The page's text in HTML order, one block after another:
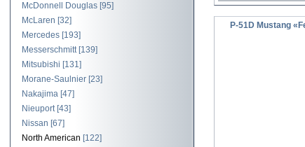
McDonnell Douglas [95]
McLaren [32]
Mercedes [193]
Messerschmitt [139]
Mitsubishi [131]
Morane-Saulnier [23]
Nakajima [47]
Nieuport [43]
Nissan [67]
North American [122]
P-51D Mustang